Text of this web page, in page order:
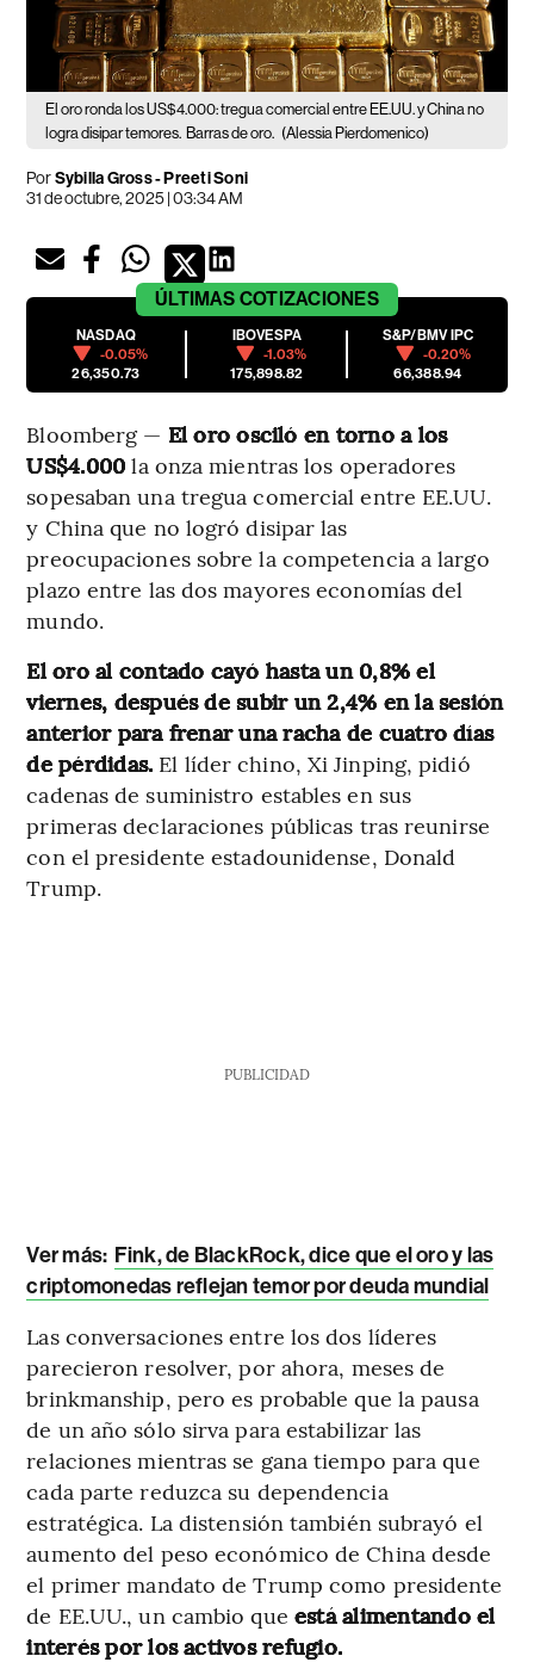
El oro ronda los US$4.000: tregua comercial entre EE.UU. y China no
logra disipar temores. Barras de oro. (Alessia Pierdomenico)
PorSybilla Gross - Preeti Soni
31 de octubre, 2025 | 03:34 AM
ÚLTIMAS COTIZACIONES
NASDAQ
-0.05%
26,350.73
IBOVESPA
-1.03%
175,898.82
S&P/BMV IPC
-0.20%
66,388.94
Bloomberg — El oro osciló en torno a los
US$4.000 la onza mientras los operadores
sopesaban una tregua comercial entre EE.UU.
y China que no logró disipar las
preocupaciones sobre la competencia a largo
plazo entre las dos mayores economías del
mundo.
El oro al contado cayó hasta un 0,8% el
viernes, después de subir un 2,4% en la sesión
anterior para frenar una racha de cuatro días
de pérdidas. El líder chino, Xi Jinping, pidió
cadenas de suministro estables en sus
primeras declaraciones públicas tras reunirse
con el presidente estadounidense, Donald
Trump.
PUBLICIDAD
Ver más: Fink, de BlackRock, dice que el oro y las
criptomonedas reflejan temor por deuda mundial
Las conversaciones entre los dos líderes
parecieron resolver, por ahora, meses de
brinkmanship, pero es probable que la pausa
de un año sólo sirva para estabilizar las
relaciones mientras se gana tiempo para que
cada parte reduzca su dependencia
estratégica. La distensión también subrayó el
aumento del peso económico de China desde
el primer mandato de Trump como presidente
de EE.UU., un cambio que está alimentando el
interés por los activos refugio.